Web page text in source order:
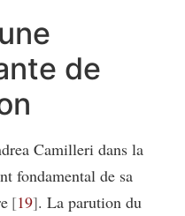
de
Camilleri dans la
fondamental de sa
19 . La parution du